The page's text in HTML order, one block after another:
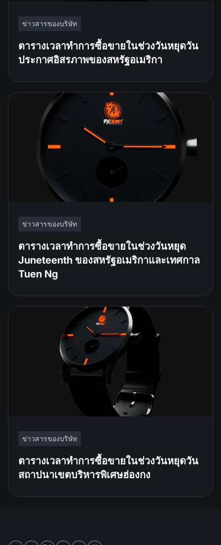
ข่าวสารของบริษัท
ตารางเวลาทำการซื้อขายในช่วงวันหยุดวัน
ประกาศอิสรภาพของสหรัฐอเมริกา
ข่าวสารของบริษัท
ตารางเวลาทำการซื้อขายในช่วงวันหยุด
Juneteenth ของสหรัฐอเมริกาและเทศกาล
Tuen Ng
ข่าวสารของบริษัท
ตารางเวลาทำการซื้อขายในช่วงวันหยุดวัน
สถาปนาเขตบริหารพิเศษฮ่องกง